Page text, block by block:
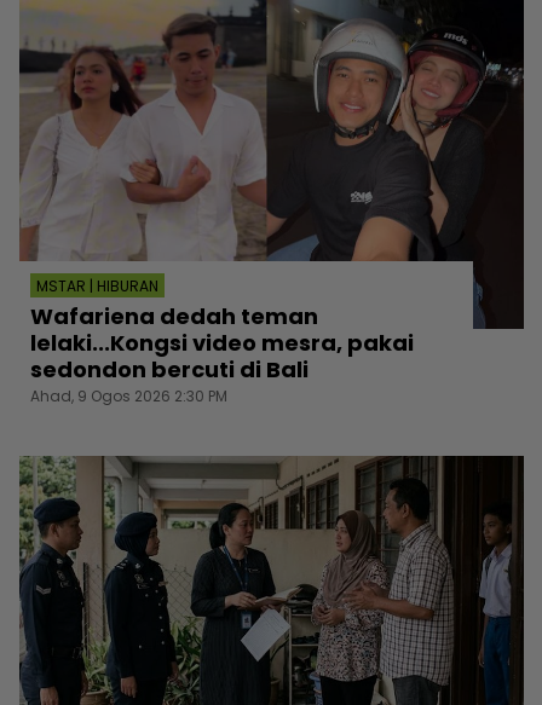
MSTAR | HIBURAN
Wafariena dedah teman
lelaki...Kongsi video mesra, pakai
sedondon bercuti di Bali
Ahad, 9 Ogos 2026 2:30 PM